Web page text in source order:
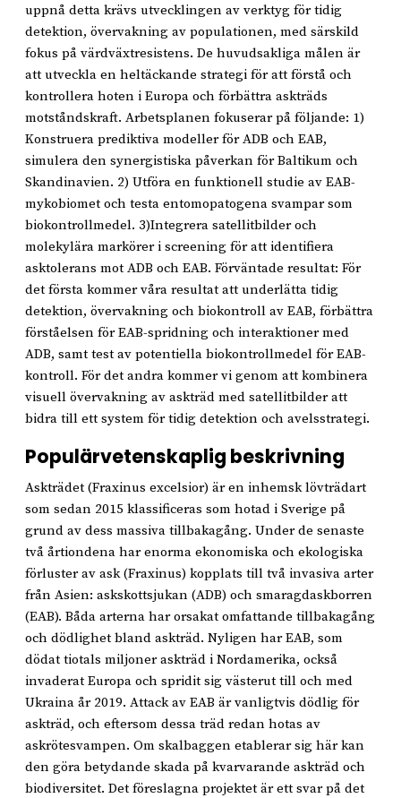
uppnå detta krävs utvecklingen av verktyg för tidig
detektion, övervakning av populationen, med särskild
fokus på värdväxtresistens. De huvudsakliga målen är
att utveckla en heltäckande strategi för att förstå och
kontrollera hoten i Europa och förbättra askträds
motståndskraft. Arbetsplanen fokuserar på följande: 1)
Konstruera prediktiva modeller för ADB och EAB,
simulera den synergistiska påverkan för Baltikum och
Skandinavien. 2) Utföra en funktionell studie av EAB-
mykobiomet och testa entomopatogena svampar som
biokontrollmedel. 3)Integrera satellitbilder och
molekylära markörer i screening för att identifiera
asktolerans mot ADB och EAB. Förväntade resultat: För
det första kommer våra resultat att underlätta tidig
detektion, övervakning och biokontroll av EAB, förbättra
förståelsen för EAB-spridning och interaktioner med
ADB, samt test av potentiella biokontrollmedel för EAB-
kontroll. För det andra kommer vi genom att kombinera
visuell övervakning av askträd med satellitbilder att
bidra till ett system för tidig detektion och avelsstrategi.
Populärvetenskaplig beskrivning
Askträdet (Fraxinus excelsior) är en inhemsk lövträdart
som sedan 2015 klassificeras som hotad i Sverige på
grund av dess massiva tillbakagång. Under de senaste
två årtiondena har enorma ekonomiska och ekologiska
förluster av ask (Fraxinus) kopplats till två invasiva arter
från Asien: askskottsjukan (ADB) och smaragdaskborren
(EAB). Båda arterna har orsakat omfattande tillbakagång
och dödlighet bland askträd. Nyligen har EAB, som
dödat tiotals miljoner askträd i Nordamerika, också
invaderat Europa och spridit sig västerut till och med
Ukraina år 2019. Attack av EAB är vanligtvis dödlig för
askträd, och eftersom dessa träd redan hotas av
askrötesvampen. Om skalbaggen etablerar sig här kan
den göra betydande skada på kvarvarande askträd och
biodiversitet. Det föreslagna projektet är ett svar på det